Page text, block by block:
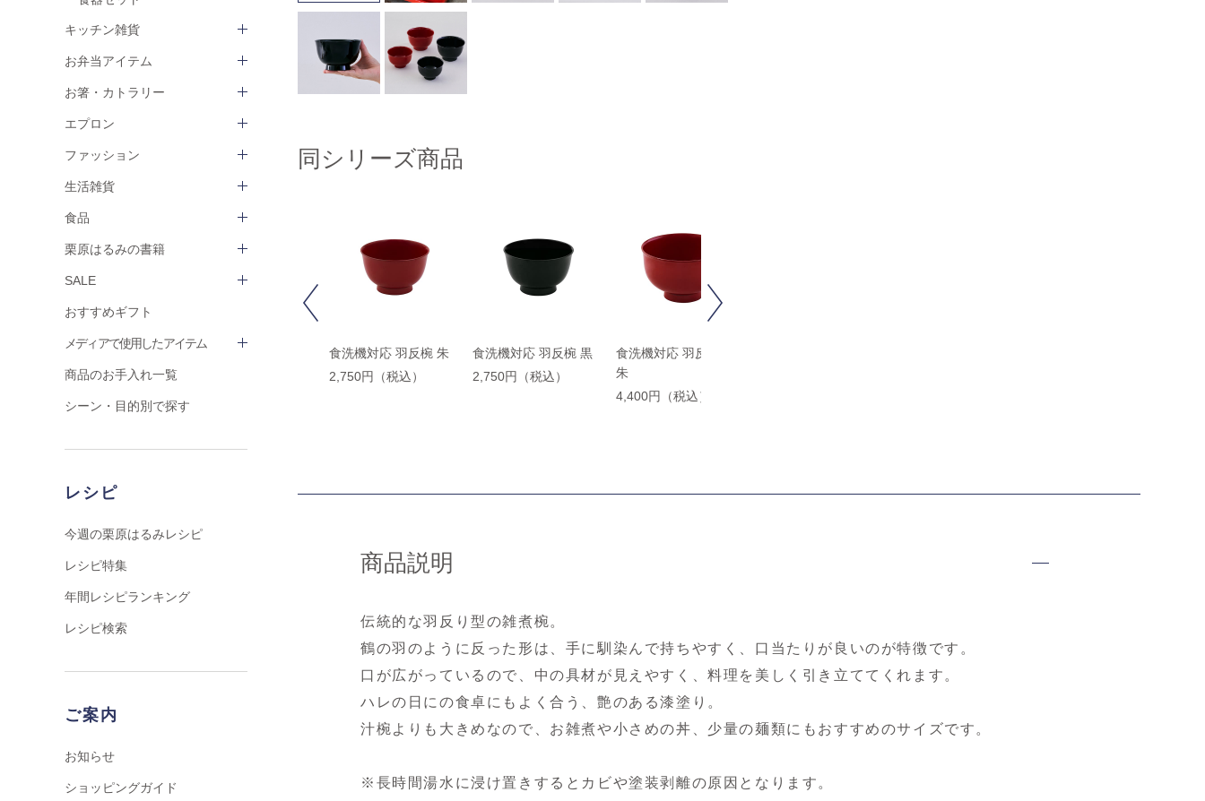
キッチン雑貨
お弁当アイテム
お箸・カトラリー
エプロン
ファッション
生活雑貨
食品
栗原はるみの書籍
SALE
おすすめギフト
メディアで使用したアイテム
商品のお手入れ一覧
シーン・目的別で探す
レシピ
今週の栗原はるみレシピ
レシピ特集
年間レシピランキング
レシピ検索
ご案内
お知らせ
ショッピングガイド
同シリーズ商品
Previous
食洗機対応 平椀 古代朱
2,970円（税込）
食洗機対応 平椀 黒
食洗機対応 羽反椀 朱
2,750円（税込）
食洗機対応 羽反椀 黒
2,750円（税込）
食洗機対応 羽反雑煮椀
朱
4,400円（税込）
Next
商品説明
伝統的な羽反り型の雑煮椀。
鶴の羽のように反った形は、手に馴染んで持ちやすく、口当たりが良いのが特徴です。
口が広がっているので、中の具材が見えやすく、料理を美しく引き立ててくれます。
ハレの日にの食卓にもよく合う、艶のある漆塗り。
汁椀よりも大きめなので、お雑煮や小さめの丼、少量の麺類にもおすすめのサイズです。
※長時間湯水に浸け置きするとカビや塗装剥離の原因となります。